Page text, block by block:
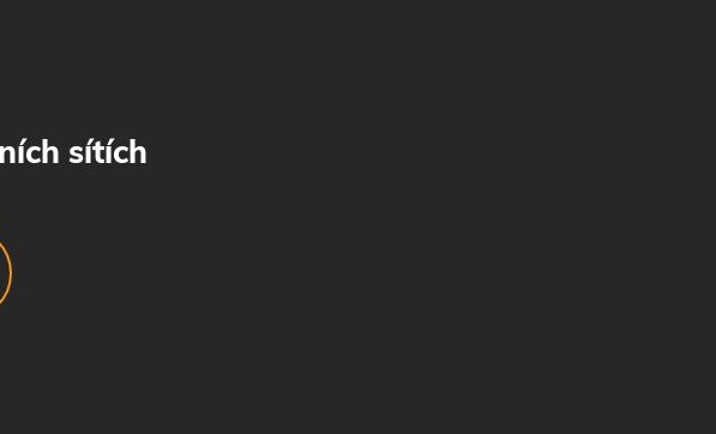
sítích